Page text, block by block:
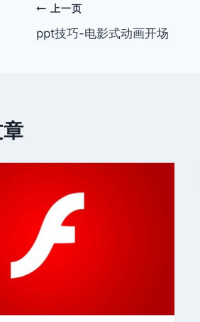
文
章
上一页
ppt技巧-电影式动画开场